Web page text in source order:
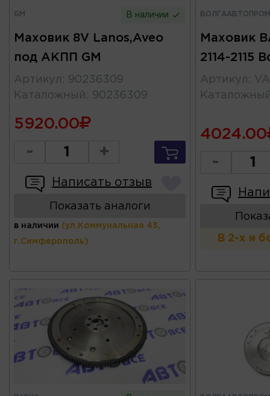
GM В наличии
Маховик 8V Lanos,Aveo
под АКПП GM
Артикул : 90236309
Каталожный : 90236309
5920.00
- +
Написать отзыв
Показать аналоги
в наличии (ул.Коммунальная 43,
г.Симферополь)
ВОЛГААВТОПРОМ
Маховик
2114-2115
Артикул :
4024.00
-
В 2-х и